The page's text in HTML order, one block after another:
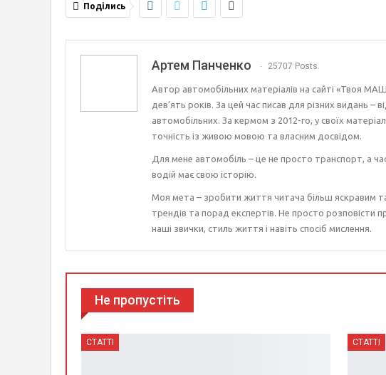
Поділись
Артем Панченко 25707 Posts
Автор автомобільних матеріалів на сайті «Твоя
дев’ять років. За цей час писав для різних видань –
автомобільних. За кермом з 2012-го, у своїх
точність із живою мовою та власним досвідом.
Для мене автомобіль – це не просто транспорт, а
водій має свою історію.
Моя мета – зробити життя читача більш яскравим
трендів та порад експертів. Не просто розповісти
наші звички, стиль життя і навіть спосіб мислення.
Не пропустіть
СТАТТІ СТАТТІ